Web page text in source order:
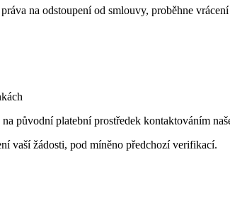
na odstoupení od smlouvy, proběhne
původní platební prostředek kontaktováním
vaší žádosti, pod míněno předchozí verifikací.